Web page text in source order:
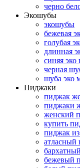
черно
Экошубы
экошубы
бежевая
голубая
длинная
синяя эко
черная
шуба эко
Пиджаки
пиджак
пиджаки
женский
купить
пиджак
атласный
бежевый